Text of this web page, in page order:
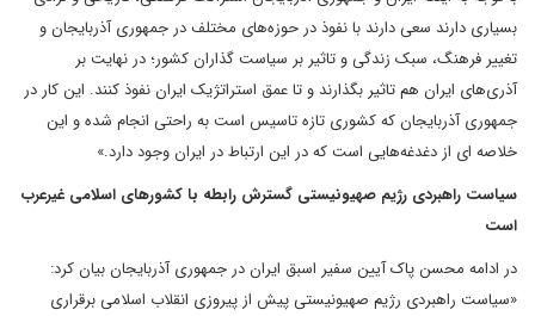
بسیاری دارند سعی دارند با نفوذ در حوزه‌های مختلف در جمهوری آذربایجان و
تغییر فرهنگ، سبک زندگی و تاثیر بر سیاست گذاران کشور؛ در نهایت بر
آذری‌های ایران هم تاثیر بگذارند و تا عمق استراتژیک ایران نفوذ کنند. این کار در
جمهوری آذربایجان که کشوری تازه تاسیس است به راحتی انجام شده و این
خلاصه ای از دغدغه‌هایی است که در این ارتباط در ایران وجود دارد.»
سیاست راهبردی رژیم صهیونیستی گسترش رابطه با کشورهای اسلامی غیرعرب
است
در ادامه محسن پاک آیین سفیر اسبق ایران در جمهوری آذربایجان بیان کرد:
«سیاست راهبردی رژیم صهیونیستی پیش از پیروزی انقلاب اسلامی برقراری